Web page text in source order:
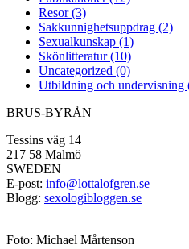
Resor (3)
Sakkunnighetsuppdrag (2)
Sexualkunskap (1)
Skönlitteratur (10)
Uncategorized (0)
Utbildning och undervisning
BRUS-BYRÅN
Tessins väg 14
217 58 Malmö
SWEDEN
E-post: info@lottalofgren.se
Blogg: sexologibloggen.se
Foto: Michael Mårtenson